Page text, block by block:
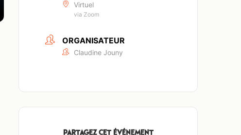
Virtuel
via Zoom
ORGANISATEUR
Claudine Jouny
PARTAGEZ CET ÉVÉNEMENT